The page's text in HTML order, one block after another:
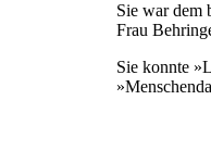
Sie war dem
Frau
Sie konnte